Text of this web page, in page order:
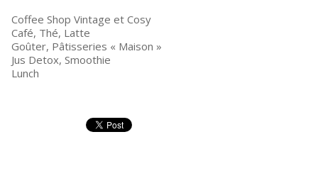
Coffee Shop Vintage et Cosy
Café, Thé, Latte
Goûter, Pâtisseries « Maison »
Jus Detox, Smoothie
Lunch